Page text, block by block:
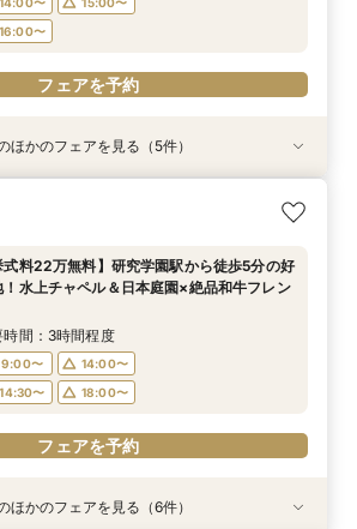
フェアを予約
フェアを予約
フェアを予約
フェアを予約
16:00〜
フェアを予約
イパ重視！60分で完結◎】オンラインで会
＆相談会
12:00〜
13:00〜
フェアを予約
～30名の少人数婚】挙式＆会食Newプラ
！無料試食付
12:00〜
13:00〜
〜
フェアを予約
がお得★1stステップ相談会＆試食×予算相
品券1万円
12:00〜
13:00〜
〜
フェアを予約
目以上の方】最短60分！《会場選び&見積
徹底比較相談会
12:00〜
13:00〜
〜
フェアを予約
婚をお考えの方へ】挙式会場見学&「和」の
験♪常陸牛と旬のお魚料理の贅沢食べ比べ
をじっくり伺い専属プランナーがご提案♪
時間：3時間程度
〜
15:00〜
16:00〜
ほかのフェアを見る（5件）
式料22万無料】研究学園駅から徒歩5分の好
！水上チャペル＆日本庭園×絶品和牛フレン
時間：3時間程度
9:00〜
14:00〜
14:30〜
18:00〜
フェアを予約
ほかのフェアを見る（6件）